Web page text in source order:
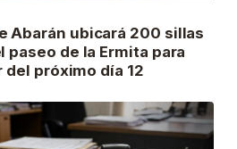
Abarán ubicará 200 sillas
paseo de la Ermita para
próximo día 12